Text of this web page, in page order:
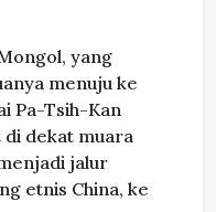
yang
menuju ke
Pa-Tsih-Kan
di dekat muara
jalur
etnis China, ke